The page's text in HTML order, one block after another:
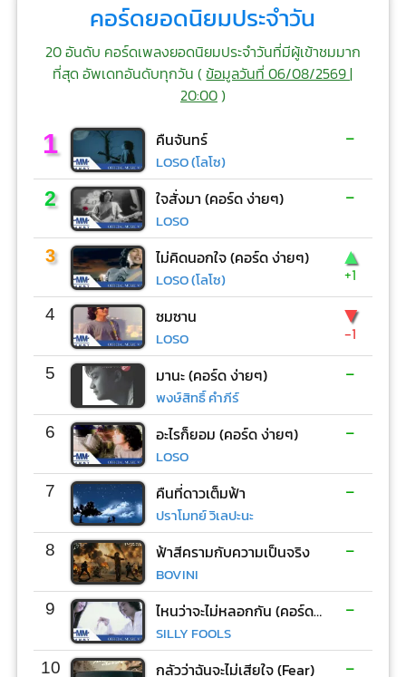
คอร์ดยอดนิยมประจำวัน
20 อันดับ คอร์ดเพลงยอดนิยมประจำวันที่มีผู้เข้าชมมาก
ที่สุด อัพเดทอันดับทุกวัน (ข้อมูลวันที่ 06/08/2569 |
20:00)
1 คืนจันทร์
LOSO (โลโซ)
-
2 ใจสั่งมา (คอร์ด ง่ายๆ)
LOSO
-
3 ไม่คิดนอกใจ (คอร์ด ง่ายๆ)
LOSO (โลโซ)
▲
+1
4 ซมซาน
LOSO
▼
-1
5 มานะ (คอร์ด ง่ายๆ)
พงษ์สิทธิ์ คำภีร์
-
6 อะไรก็ยอม (คอร์ด ง่ายๆ)
LOSO
-
7 คืนที่ดาวเต็มฟ้า
ปราโมทย์ วิเลปะนะ
-
8 ฟ้าสีครามกับความเป็นจริง
BOVINI
-
9 ไหนว่าจะไม่หลอกกัน (คอร์ด ง่ายๆ)
SILLY FOOLS
-
10 กลัวว่าฉันจะไม่เสียใจ (Fear) -